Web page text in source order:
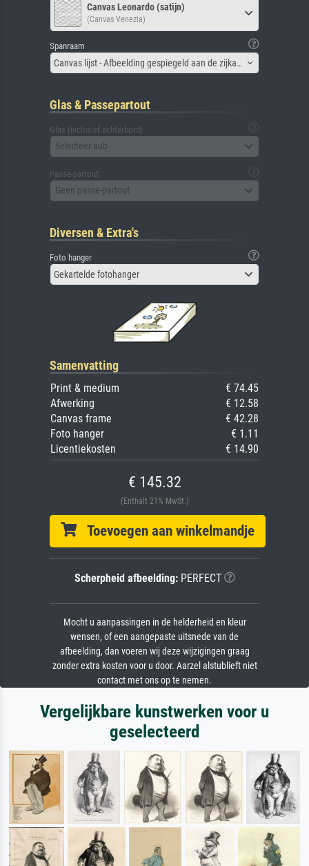
Canvas Leonardo (satijn)
(Canvas Venezia)
Spanraam
Canvas lijst - Afbeelding gespiegeld aan de zijkant
Glas & Passepartout
Glas (inclusief achterbord)
Selecteer aub
Passe-partout
Geen passe-partout
Diversen & Extra's
Foto hanger
Gekartelde fotohanger
Samenvatting
Print & medium
€ 74.45
Afwerking
€ 12.58
Canvas frame
€ 42.28
Foto hanger
€ 1.11
Licentiekosten
€ 14.90
€ 145.32
(Enthält 21% MwSt.)
Toevoegen aan winkelmandje
Scherpheid afbeelding:PERFECT
Mocht u aanpassingen in de helderheid en kleur
wensen, of een aangepaste uitsnede van de
afbeelding, dan voeren wij deze wijzigingen graag
zonder extra kosten voor u door. Aarzel alstublieft niet
contact met ons op te nemen.
Vergelijkbare kunstwerken voor u
geselecteerd